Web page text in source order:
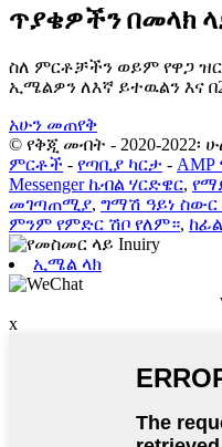
ጥያቄዎችን በመላክ
ስለ ምርቶቻችን ወይም የዋጋ
ኢሜልዎን ለእኛ ይተዉልን እና
አሁን መጠየቅ
© የቅጂ መብት - 2020-
ምርቶች - የጣቢያ ካርታ -
Messenger ኬብል ሃርድዌር,
መገጣጠሚያ, ግማሽ ዓይነ
ምንም የምድር ሽቦ የለም።,
ኢሜል ላክ
x